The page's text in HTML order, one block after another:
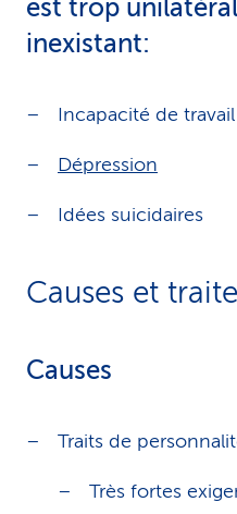
est trop
inexistant:
Incapacité de travail
Dépression
Idées suicidaires
Causes et
Causes
Traits de
Très fortes